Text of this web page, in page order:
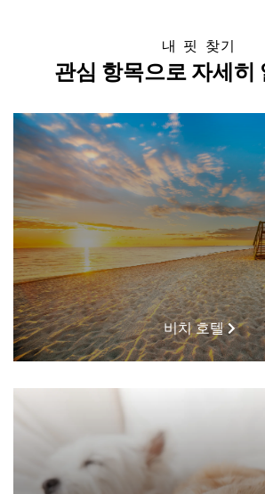
내 핏 찾기
관심 항목으로 자세히
비치 호텔